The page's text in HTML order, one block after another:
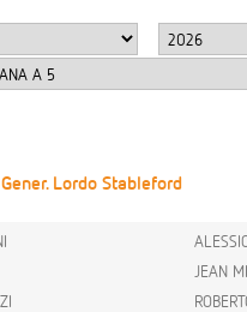
Lordo Stableford
JEAN